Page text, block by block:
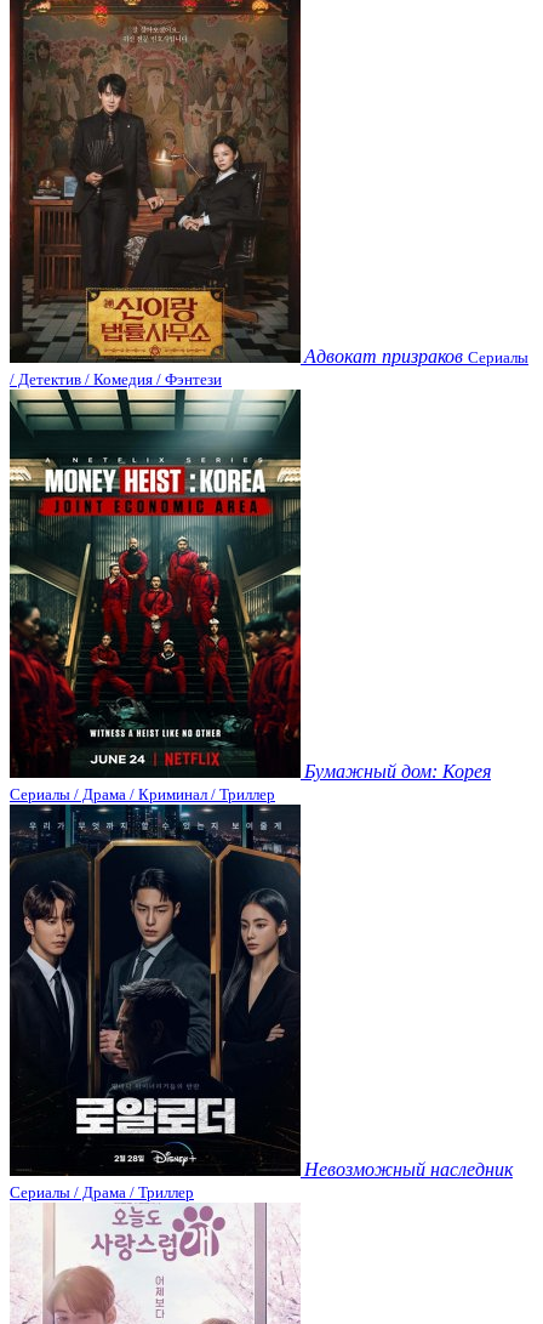
Адвокат призраков Сериалы
/ Детектив / Комедия / Фэнтези
Бумажный дом: Корея
Сериалы / Драма / Криминал / Триллер
Невозможный наследник
Сериалы / Драма / Триллер